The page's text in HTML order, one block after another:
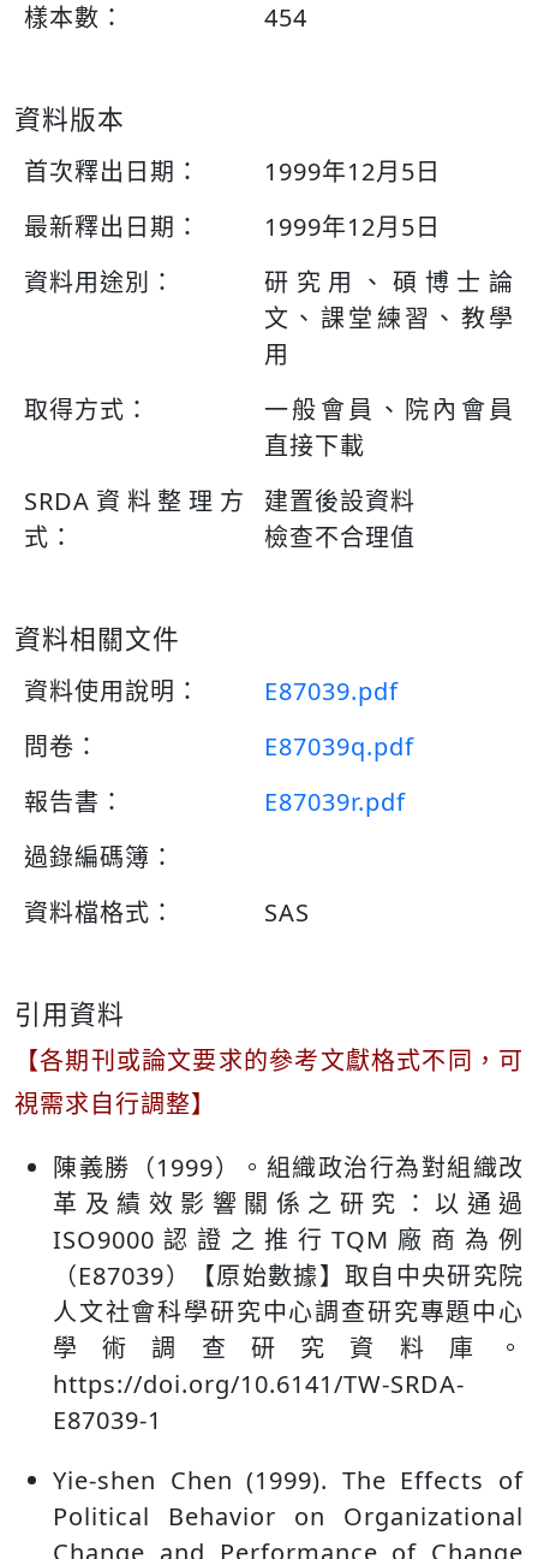
樣本數：
454
資料版本
首次釋出日期：
1999年12月5日
最新釋出日期：
1999年12月5日
資料用途別：
研究用、碩博士論
文、課堂練習、教學
用
取得方式：
一般會員、院內會員
直接下載
SRDA資料整理方
式：
建置後設資料
檢查不合理值
資料相關文件
資料使用說明：
E87039.pdf
問卷：
E87039q.pdf
報告書：
E87039r.pdf
過錄編碼簿：
資料檔格式：
SAS
引用資料
【各期刊或論文要求的參考文獻格式不同，可
視需求自行調整】
陳義勝（1999）。組織政治行為對組織改
革及績效影響關係之研究：以通過
ISO9000認證之推行TQM廠商為例
（E87039）【原始數據】取自中央研究院
人文社會科學研究中心調查研究專題中心
學術調查研究資料庫。
https://doi.org/10.6141/TW-SRDA-
E87039-1
Yie-shen Chen (1999). The Effects of
Political Behavior on Organizational
Change and Performance of Change